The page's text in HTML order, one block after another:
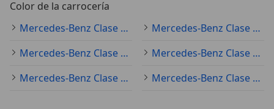
Color de la carrocería
Mercedes-Benz Clase C (todo) gris
Mercedes-Benz Clase C (todo) negro
Mercedes-Benz Clase C (todo) blanco
Mercedes-Benz Clase C (todo) azul
Mercedes-Benz Clase C (todo) plateado
Mercedes-Benz Clase C (todo) rojo